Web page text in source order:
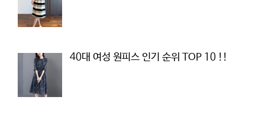
40대 여성 원피스 인기 순위 TOP 10 !!